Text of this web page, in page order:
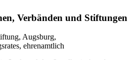
Verbänden und Stiftungen
Augsburg,
ehrenamtlich